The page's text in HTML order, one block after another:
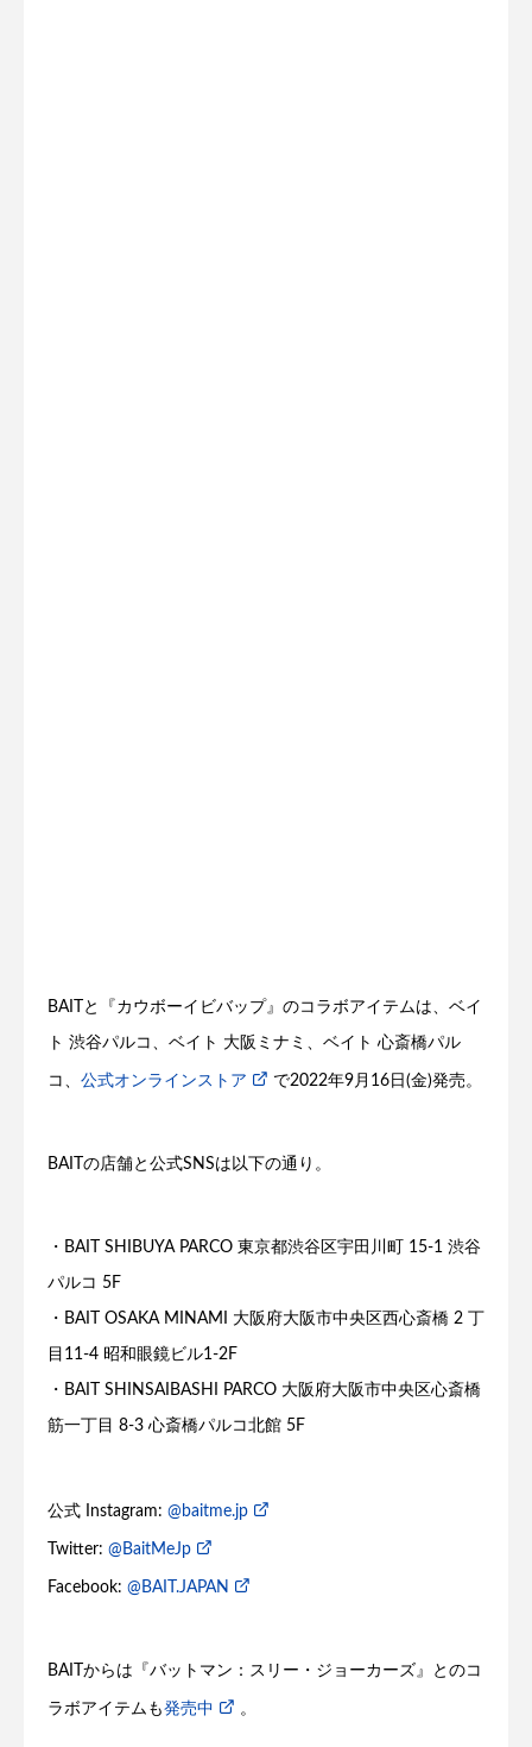
BAITと『カウボーイビバップ』のコラボアイテムは、ベイ
ト 渋谷パルコ、ベイト 大阪ミナミ、ベイト 心斎橋パル
コ、 公式オンラインストア で2022年9月16日(金)発売。
BAITの店舗と公式SNSは以下の通り。
・BAIT SHIBUYA PARCO 東京都渋谷区宇田川町 15-1 渋谷
パルコ 5F
・BAIT OSAKA MINAMI 大阪府大阪市中央区西心斎橋 2 丁
目11-4 昭和眼鏡ビル1-2F
・BAIT SHINSAIBASHI PARCO 大阪府大阪市中央区心斎橋
筋一丁目 8-3 心斎橋パルコ北館 5F
公式 Instagram: @baitme.jp
Twitter: @BaitMeJp
Facebook: @BAIT.JAPAN
BAITからは『バットマン：スリー・ジョーカーズ』とのコ
ラボアイテムも発売中 。